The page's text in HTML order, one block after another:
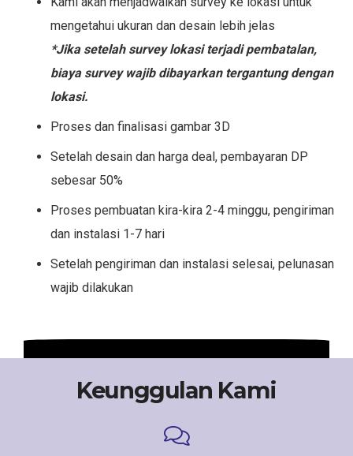
mengetahui ukuran dan desain lebih jelas
*Jika setelah survey lokasi terjadi pembatalan,
biaya survey wajib dibayarkan tergantung dengan
lokasi.
Proses dan finalisasi gambar 3D
Setelah desain dan harga deal, pembayaran DP
sebesar 50%
Proses pembuatan kira-kira 2-4 minggu, pengiriman
dan instalasi 1-7 hari
Setelah pengiriman dan instalasi selesai, pelunasan
wajib dilakukan
Keunggulan Kami